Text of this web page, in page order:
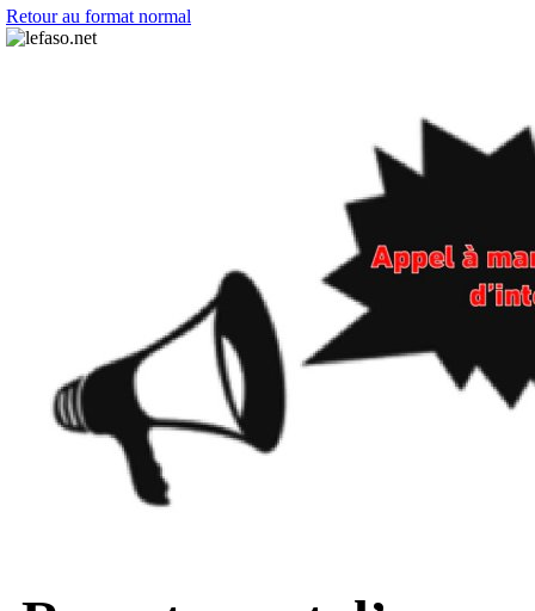
Retour au format normal